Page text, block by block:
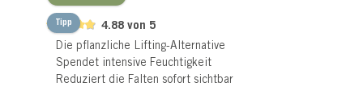
Tipp 4.88 von 5
Die pflanzliche Lifting-Alternative
Spendet intensive Feuchtigkeit
Reduziert die Falten sofort sichtbar